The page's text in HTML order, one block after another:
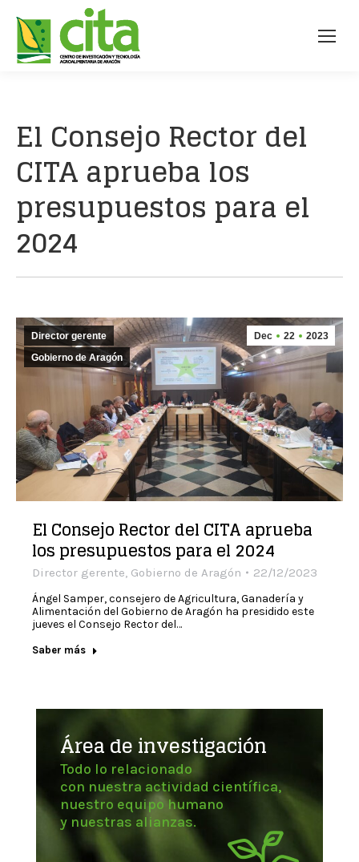
El Consejo Rector del
CITA aprueba los
presupuestos para el
2024
Dec 22 2023
Director gerente
Gobierno de Aragón
El Consejo Rector del CITA aprueba
los presupuestos para el 2024
Director gerente, Gobierno de Aragón 22/12/2023
Ángel Samper, consejero de Agricultura, Ganadería y
Alimentación del Gobierno de Aragón ha presidido este
jueves el Consejo Rector del…
Saber más
Área de investigación
Todo lo relacionado
con nuestra actividad científica,
nuestro equipo humano
y nuestras alianzas.